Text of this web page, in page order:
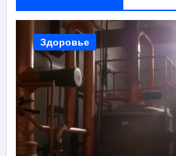
Здоровье